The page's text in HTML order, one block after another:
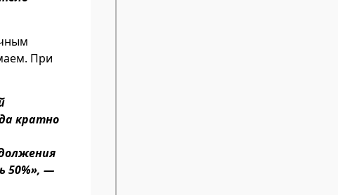
При
кратно
50%», —